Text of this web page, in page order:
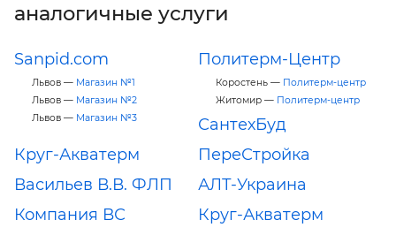
аналогичные услуги
Sanpid.com
Львов — Магазин №1
Львов — Магазин №2
Львов — Магазин №3
Политерм-Центр
Коростень — Политерм-центр
Житомир — Политерм-центр
СантехБуд
Круг-Акватерм
ПереСтройка
Васильев В.В. ФЛП
АЛТ-Украина
Компания ВС
Круг-Акватерм